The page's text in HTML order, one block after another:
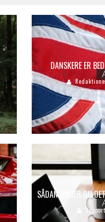
DANSKERE ER
SÅDAN FINDER DU
Support